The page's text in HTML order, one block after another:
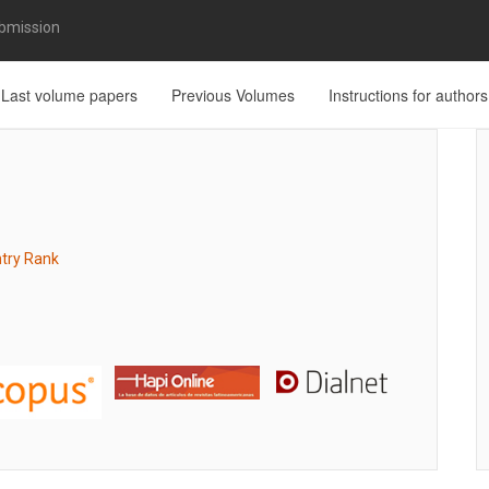
Last volume papers Previous Volumes Instructions for authors